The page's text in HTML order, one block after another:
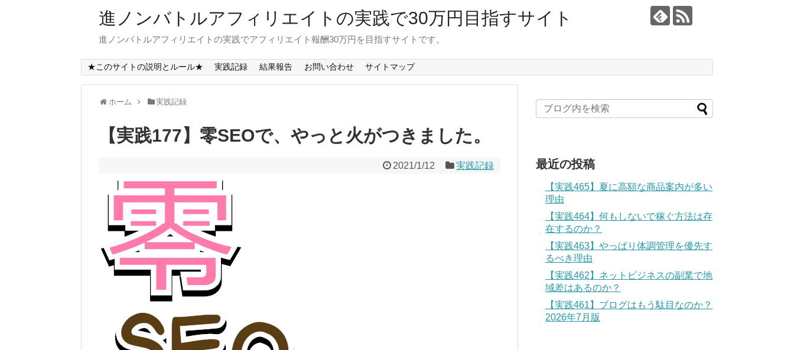
進ノンバトルアフィリエイトの実践で30万円目指すサイト
進ノンバトルアフィリエイトの実践でアフィリエイト報酬30万円を目指すサイトです。
★このサイトの説明とルール★ 実践記録 結果報告 お問い合わせ サイトマップ
ホーム 実践記録
【実践177】零SEOで、やっと火がつきました。
2021/1/12 実践記録 最近の投稿
【実践465】夏に高額な商品案内が多い
理由
【実践464】何もしないで稼ぐ方法は存
在するのか？
【実践463】やっぱり体調管理を優先す
るべき理由
【実践462】ネットビジネスの副業で地
域差はあるのか？
【実践461】ブログはもう駄目なのか？
2026年7月版